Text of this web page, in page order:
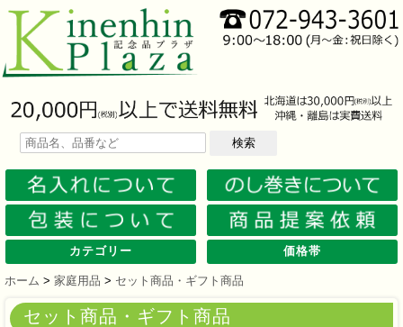
検索
カテゴリー
文房具
メモ・ふせん
ノート・ノートカバー
ファイル・ホルダー
収納ケース・ペンケース
カード・パス・名刺ケース
印鑑・スタンプ
マグネット
電卓
キーホルダー
ルーペ
デスク周りグッズ
その他
筆記具 単色ボールペン
多色・多機能ペン
国内メーカー筆記具
高級筆記具
マーカー・色鉛筆・クレヨン
シャープペン
万年筆
その他
防災グッズ ライト
電池不要！防災用品
ラジオ
ブランケット・シート
携帯充電可能グッズ
非常食
防災セット
その他
防犯グッズ
インテリア フォトフレーム
アロマディフューザー
ライト・キャンドル
インテリア小物
クッション・チェア
キッチン 水回り
スチーマー・鍋
調理用品
保存用品
キッチン家電
タイマー
はかり・スケール
その他
時計 置時計・目覚し時計
壁掛時計
多機能時計
電波時計
腕時計・ストップウォッチ
その他
バッグ・財布 トートバッグ
ポーチ・巾着
エコバッグ
保温冷バッグ
レジカゴバッグ
財布
同柄シリーズ
その他
ファンシー雑貨 玩具
アニマルキャラクター
スイーツモチーフ
アクセサリー
お守・縁起物
その他
レジャー・ガーデニング 保温冷バッグ・ケース
水筒・ボトル・タンブラー
ランチボックス
シート・クッション・チェアー
ドライブ・トラベル
ライト・ツール
ガーデニング用品
夏グッズ
その他
家庭用品 紙製品
掃除用品
洗濯用品
生活家電
便利グッズ
セット商品・ギフト商品
メディカル用品
うちわ・扇子
カイロ・湯たんぽ
その他
テーブルウェア 陶磁器
カップ・湯呑
ガラス製品
おはし類・カトラリー
タンブラー
その他
繊維製品 タオル
クロス・クリーナー
ブランケット
マフラー・スカーフ
衣類
その他
美容グッズ コスメグッズ
ミラー
ネイルケア
バスグッズ
その他
健康グッズ 体脂肪対策
マッサージ・リラックス
温湿度管理
歩数計
その他
傘・雨具 長傘
折りたたみ傘
晴雨兼用傘
レインコート・ポンチョ
その他
食品 お菓子類
ラーメン
うどん・そば
そうめん
麺類その他
お米・餅
調味料
飲み物
非常食
プチギフト
その他
カレンダー
スマホ・タブレット・PC関連 バッテリー&充電器
タッチペン
クリーナー
PC関連グッズ
スマホ関連グッズ
キャラクターグッズ 文房具
バッグ・財布
レジャー用品
テーブルウェア
繊維製品
その他
イベントツールキット 〜30人用
〜50人用
100人用〜
その他
価格帯
100円以下
101円～150円
151円～200円
201円～300円
301円～400円
401円～500円
501円～600円
601円～800円
801円～1000円
1001円～1500円
1501円～2000円
2001円～3000円
3001円～5000円
5001円以上
ホーム > 家庭用品 > セット商品・ギフト商品
セット商品・ギフト商品